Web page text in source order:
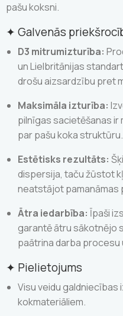
pašu koksni.
✦Galvenās
D3 mitrumizturība:
un Lielbritānijas
drošu aizsardzību pret
Maksimāla izturība:
pilnīgas sacietēšanas ir
par pašu koka struktūru.
Estētisks rezultāts:
dispersija, taču žūstot
neatstājot pamanāmas
Ātra iedarbība: Īpaši
garantē ātru sākotnējo
paātrina darba procesu
✦ Pielietojums
Visu veidu galdniecības
kokmateriāliem.